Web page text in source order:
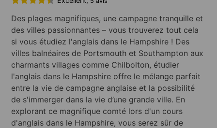
Des plages magnifiques, une campagne tranquille et
des villes passionnantes – vous trouverez tout cela
si vous étudiez l'anglais dans le Hampshire ! Des
villes balnéaires de Portsmouth et Southampton aux
charmants villages comme Chilbolton, étudier
l'anglais dans le Hampshire offre le mélange parfait
entre la vie de campagne anglaise et la possibilité
de s'immerger dans la vie d’une grande ville. En
explorant ce magnifique comté lors d'un cours
d'anglais dans le Hampshire, vous serez sûr de